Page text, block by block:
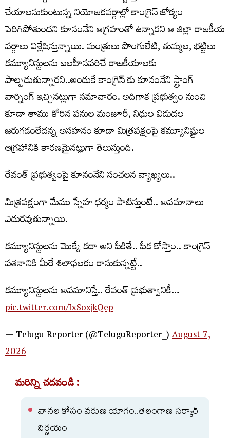
చేయాలనుకుంటున్న నియోజకవర్గాల్లో కాంగ్రెస్ జోక్యం
పెరిగిపోతుందని కూనంనేని ఆగ్రహంతో ఉన్నారని ఆ జిల్లా రాజకీయ
వర్గాలు విశ్లేషిస్తున్నాయి. మంత్రులు పొంగులేటి, తుమ్మల, భట్టిలు
కమ్యూనిస్టులను బలహీనపరిచే రాజకీయాలకు
పాల్పడుతున్నారని..అందుకే కాంగ్రెస్ కు కూనంనేని స్ట్రాంగ్
వార్నింగ్ ఇచ్చినట్లుగా సమాచారం. అదిగాక ప్రభుత్వం నుంచి
కూడా తాము కోరిన పనుల మంజూరీ, నిధుల విడుదల
జరుగడంలేదన్న అసహనం కూడా మిత్రపక్షంపై కమ్యూనిష్టుల
ఆగ్రహానికి కారణమైనట్లుగా తెలుస్తుంది.
రేవంత్ ప్ర‌భుత్వంపై కూనంనేని సంచ‌ల‌న వ్యాఖ్య‌లు..
మిత్రపక్షంగా మేము స్నేహ ధర్మం పాటిస్తుంటే.. అవమానాలు
ఎదురవుతున్నాయి.
కమ్యూనిస్టుల‌ను మొక్కే కదా అని పీకితే.. పీక కోస్తాం.. కాంగ్రెస్
పతనానికి మీరే శిలాఫలకం రాసుకున్న‌ట్టే..
క‌మ్యూనిస్టుల‌ను అవ‌మానిస్తే.. రేవంత్ ప్ర‌భుత్వానికీ…
pic.twitter.com/IxSoxjkQep
— Telugu Reporter (@TeluguReporter_)August 7,
2026
మరిన్ని చదవండి :
వానల కోసం వరుణ యాగం..తెలంగాణ సర్కార్
నిర్ణయం